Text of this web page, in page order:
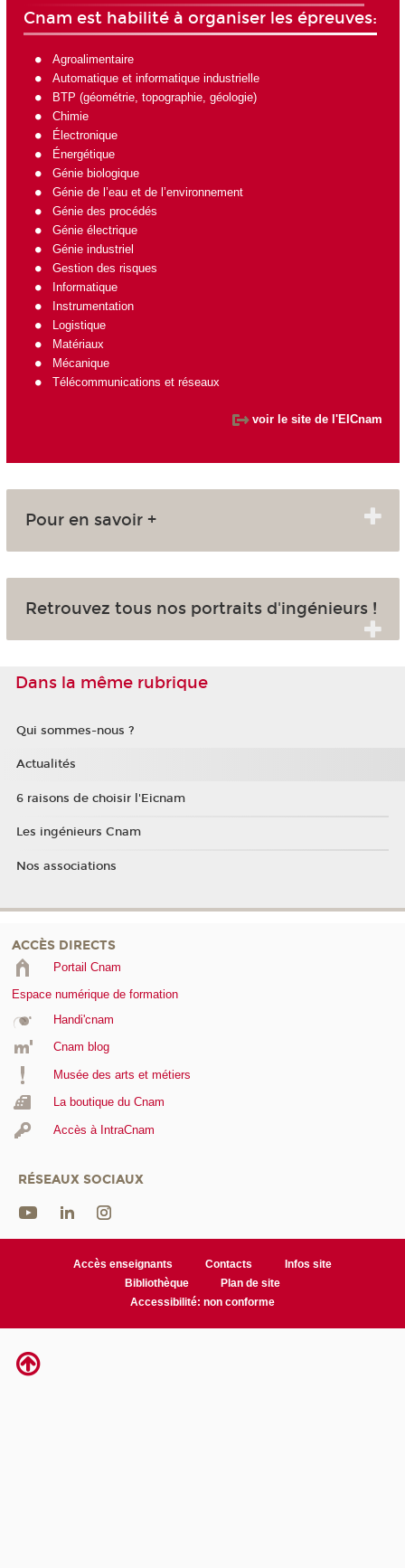
Cnam est habilité à organiser les épreuves:
Agroalimentaire
Automatique et informatique industrielle
BTP (géométrie, topographie, géologie)
Chimie
Électronique
Énergétique
Génie biologique
Génie de l’eau et de l’environnement
Génie des procédés
Génie électrique
Génie industriel
Gestion des risques
Informatique
Instrumentation
Logistique
Matériaux
Mécanique
Télécommunications et réseaux
voir le site de l'EICnam
Pour en savoir +
Retrouvez tous nos portraits d'ingénieurs !
Dans la même rubrique
Qui sommes-nous ?
Actualités
6 raisons de choisir l'Eicnam
Les ingénieurs Cnam
Nos associations
ACCÈS DIRECTS
Portail Cnam
Espace numérique de formation
Handi'cnam
Cnam blog
Musée des arts et métiers
La boutique du Cnam
Accès à IntraCnam
RÉSEAUX SOCIAUX
Accès enseignants Contacts
Infos site
Bibliothèque
Plan de site
Accessibilité: non conforme